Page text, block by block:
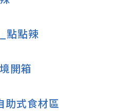
點點辣
開箱
助式食材區